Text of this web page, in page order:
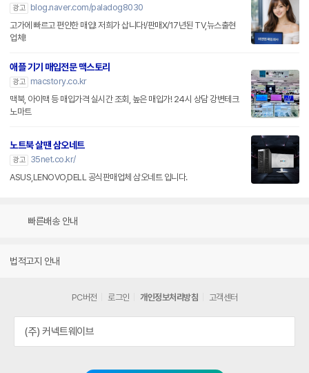
광고
blog.naver.com/paladog8030
고가에 빠르고 편안한 매입! 저희가 삽니다!/판매X/17년된 TV,뉴스출현
업체!
애플 기기 매입전문 맥스토리
광고
macstory.co.kr
맥북, 아이맥 등 매입가격 실시간 조회, 높은 매입가! 24시 상담 강변테크
노마트
노트북 살땐 삼오네트
광고
35net.co.kr/
ASUS,LENOVO,DELL 공식판매업체 삼오네트 입니다.
빠른배송 안내
법적고지 안내
PC버전 로그인 개인정보처리방침 고객센터
(주) 커넥트웨이브